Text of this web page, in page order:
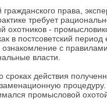
права,
требует
охотников -
в постсоветский
с
власти.
действия
промысловой